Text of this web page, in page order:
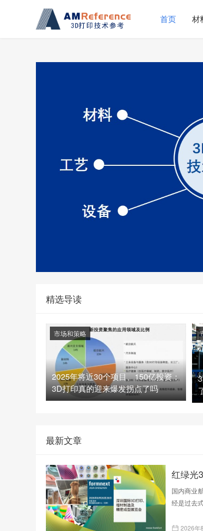
首页 材
精选导读
2025年将近30个项目、150亿投资：
3D打印真的迎来爆发拐点了吗
市场和策略
最新文章
红绿光
国内商业
经是过去
2026年